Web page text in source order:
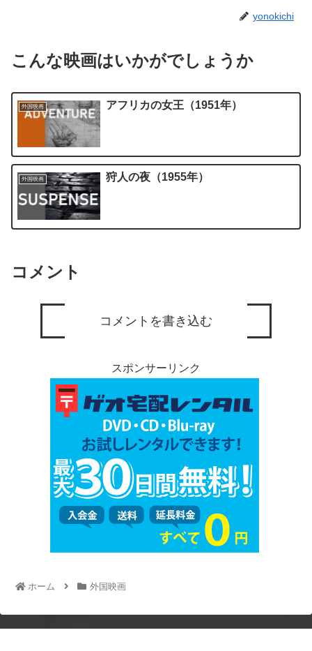
yonokichi
こんな映画はいかがでしょうか
外国映画 アフリカの女王（1951年）
外国映画 狩人の夜（1955年）
コメント
コメントを書き込む
スポンサーリンク
ホーム 外国映画